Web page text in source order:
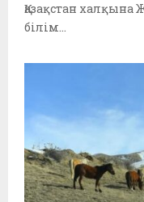
Қазақстан
білім...